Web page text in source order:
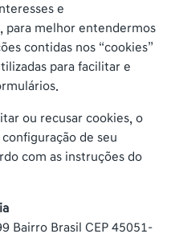
e
para melhor entendermos
contidas nos “cookies”
para facilitar e
ou recusar cookies, o
de seu
com as instruções do
Bairro Brasil CEP 45051-